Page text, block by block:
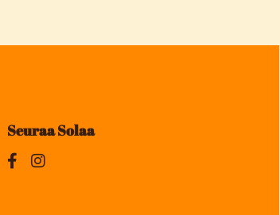
Seuraa Solaa